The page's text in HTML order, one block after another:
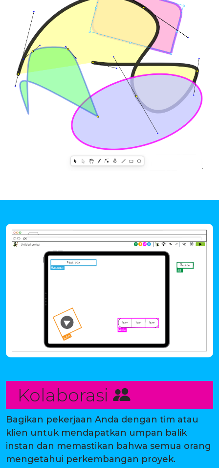
Kolaborasi
Bagikan pekerjaan Anda dengan tim atau
klien untuk mendapatkan umpan balik
instan dan memastikan bahwa semua orang
mengetahui perkembangan proyek.